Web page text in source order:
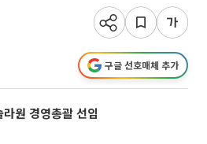
구글 선호매체 추가
원 경영총괄 선임